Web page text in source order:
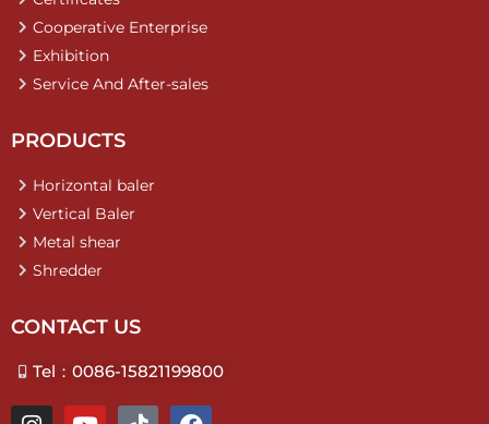
Cooperative Enterprise
Exhibition
Service And After-sales
PRODUCTS
Horizontal baler
Vertical Baler
Metal shear
Shredder
CONTACT US
Tel：0086-15821199800
I Y T F